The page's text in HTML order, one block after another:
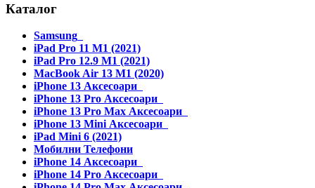
Каталог
Samsung
iPad Pro 11 M1 (2021)
iPad Pro 12.9 M1 (2021)
MacBook Air 13 M1 (2020)
iPhone 13 Аксесоари
iPhone 13 Pro Аксесоари
iPhone 13 Pro Max Аксесоари
iPhone 13 Mini Аксесоари
iPad Mini 6 (2021)
Мобилни Телефони
iPhone 14 Аксесоари
iPhone 14 Pro Аксесоари